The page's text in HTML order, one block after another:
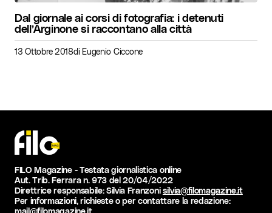
Dal giornale ai corsi di fotografia: i detenuti
dell’Arginone si raccontano alla città
13 Ottobre 2018di Eugenio Ciccone
FILO Magazine - Testata giornalistica online
Aut. Trib. Ferrara n. 973 del 20/04/2022
Direttrice responsabile: Silvia Franzonisilvia@filomagazine.it
Per informazioni, richieste o per contattare la redazione:
mail@filomagazine.it